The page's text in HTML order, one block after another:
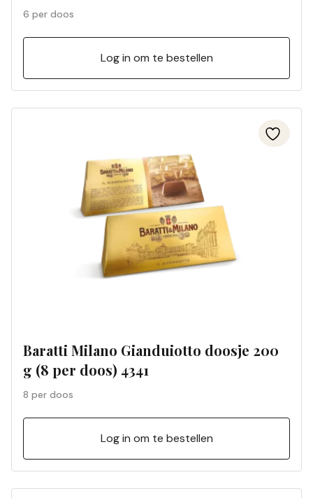
6 per doos
Log in om te bestellen
Baratti Milano Gianduiotto doosje 200
g (8 per doos) 4341
8 per doos
Log in om te bestellen